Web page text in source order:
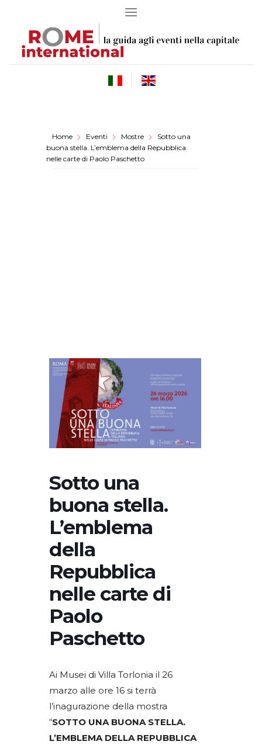
Home Eventi Mostre
Sotto una
buona stella. L’emblema della Repubblica
nelle carte di Paolo Paschetto
Sotto una
buona stella.
L’emblema
della
Repubblica
nelle carte di
Paolo
Paschetto
Ai Musei di Villa Torlonia il 26
marzo alle ore 16 si terrà
l’inagurazione della mostra
“SOTTO UNA BUONA STELLA.
L’EMBLEMA DELLA REPUBBLICA